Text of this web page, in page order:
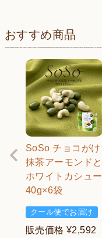
おすすめ商品
SoSo チョコがけ
抹茶アーモンドと
ホワイトカシュー
40g×6袋
クール便でお届け
販売価格 ¥2,592